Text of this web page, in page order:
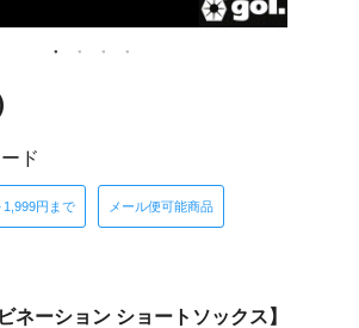
ド
1,999円まで メール便可能商品
ネーション ショートソックス】